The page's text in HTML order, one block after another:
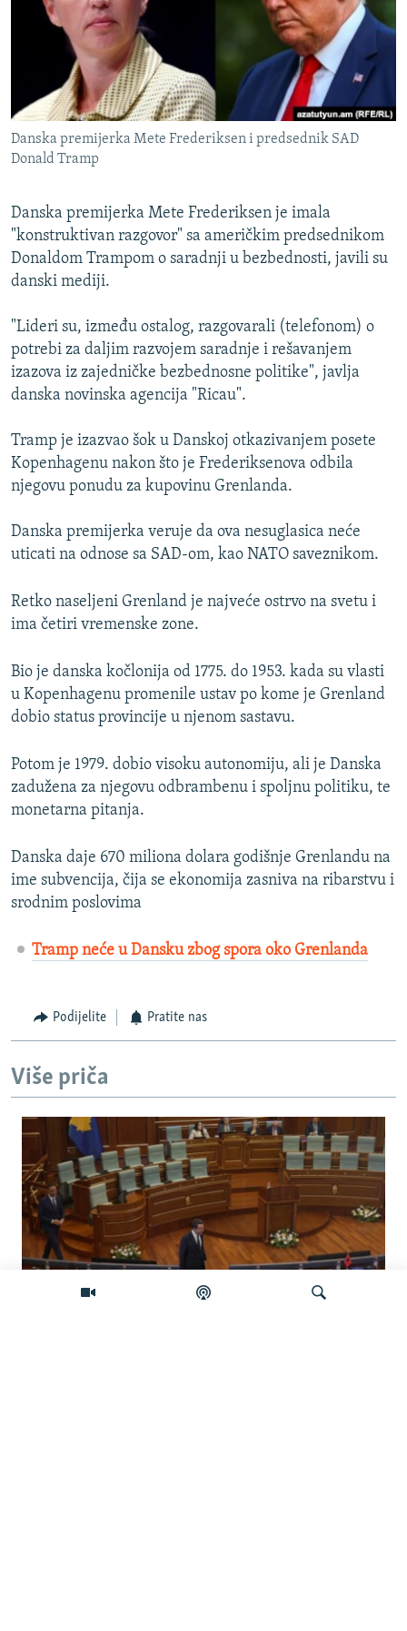
ISPRIČAJ MI
DNEVNO@RSE
SPECIJALI RSE
VIŠE OD NASLOVA
GENOCID U SREBRENICI
TV LIBERTY
POST SCRIPTUM
MOJA EVROPA
SVE KARTE DEJTONA
NASTANAK I RASPAD JUGOSLAVIJE
PRATITE NAS
Sve RFE/RL stranice
Danska premijerka Mete Frederiksen i predsednik SAD
Donald Tramp
Danska premijerka Mete Frederiksen je imala
"konstruktivan razgovor" sa američkim predsednikom
Donaldom Trampom o saradnji u bezbednosti, javili su
danski mediji.
"Lideri su, između ostalog, razgovarali (telefonom) o
potrebi za daljim razvojem saradnje i rešavanjem
izazova iz zajedničke bezbednosne politike", javlja
danska novinska agencija "Ricau".
Tramp je izazvao šok u Danskoj otkazivanjem posete
Kopenhagenu nakon što je Frederiksenova odbila
njegovu ponudu za kupovinu Grenlanda.
Danska premijerka veruje da ova nesuglasica neće
uticati na odnose sa SAD-om, kao NATO saveznikom.
Retko naseljeni Grenland je najveće ostrvo na svetu i
ima četiri vremenske zone.
Bio je danska kočlonija od 1775. do 1953. kada su vlasti
u Kopenhagenu promenile ustav po kome je Grenland
dobio status provincije u njenom sastavu.
Potom je 1979. dobio visoku autonomiju, ali je Danska
zadužena za njegovu odbrambenu i spoljnu politiku, te
monetarna pitanja.
Danska daje 670 miliona dolara godišnje Grenlandu na
ime subvencija, čija se ekonomija zasniva na ribarstvu i
srodnim poslovima
Tramp neće u Dansku zbog spora oko Grenlanda
Podijelite Pratite nas
Više priča